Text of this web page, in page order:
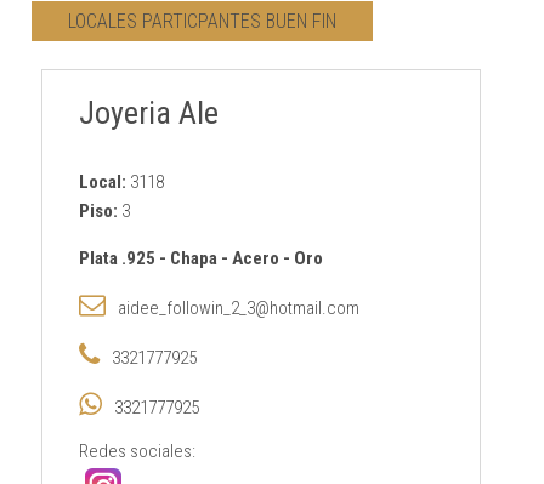
CONTACTO
LOCALES PARTICPANTES BUEN FIN
Joyeria Ale
Local: 3118
Piso: 3
Plata .925 - Chapa- Acero - Oro
aidee_followin_2_3@hotmail.com
3321777925
3321777925
Redes sociales: